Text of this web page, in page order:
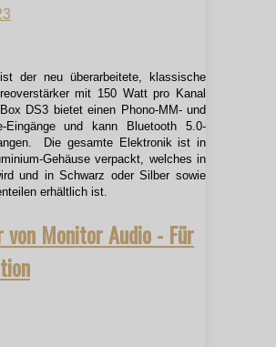
der neu überarbeitete, klassische
mit 150 Watt pro Kanal
DS3 bietet einen Phono-MM- und
Eingänge und kann Bluetooth 5.0-
Die gesamte Elektronik ist in
Gehäuse verpackt, welches in
und in Schwarz oder Silber sowie
erhältlich ist.
von Monitor Audio - Für